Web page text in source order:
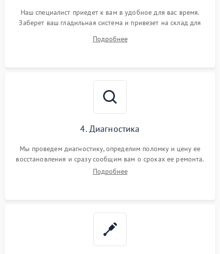
Наш специалист приедет к вам в удобное для вас время.
Заберет ваш гладильная система и привезет на склад для
Подробнее
4. Диагностика
Мы проведем диагностику, определим поломку и цену ее
восстановления и сразу сообщим вам о сроках ее ремонта.
Подробнее